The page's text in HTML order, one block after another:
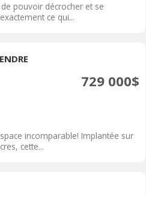
pouvoir décrocher et se
ce qui...
729 000$
incomparable! Implantée sur
cette...